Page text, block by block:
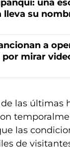
una
lleva su
a
por mirar
las últimas
las
de